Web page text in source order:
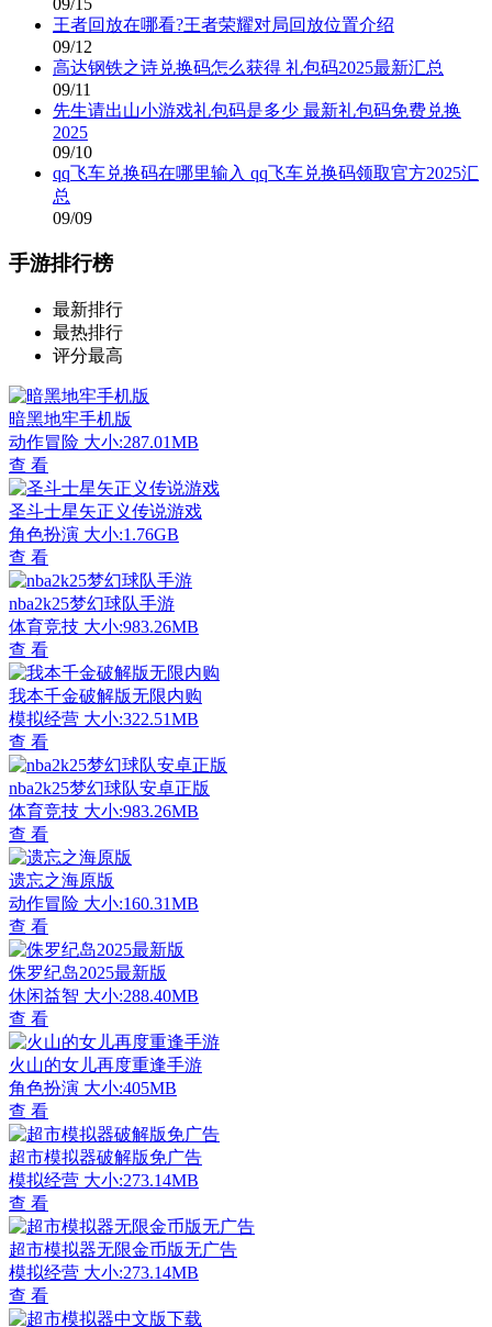
09/15
王者回放在哪看?王者荣耀对局回放位置介绍
09/12
高达钢铁之诗兑换码怎么获得 礼包码2025最新汇总
09/11
先生请出山小游戏礼包码是多少 最新礼包码免费兑换
2025
09/10
qq飞车兑换码在哪里输入 qq飞车兑换码领取官方2025汇
总
09/09
手游排行榜
最新排行
最热排行
评分最高
暗黑地牢手机版
动作冒险 大小:287.01MB
查 看
圣斗士星矢正义传说游戏
角色扮演 大小:1.76GB
查 看
nba2k25梦幻球队手游
体育竞技 大小:983.26MB
查 看
我本千金破解版无限内购
模拟经营 大小:322.51MB
查 看
nba2k25梦幻球队安卓正版
体育竞技 大小:983.26MB
查 看
遗忘之海原版
动作冒险 大小:160.31MB
查 看
侏罗纪岛2025最新版
休闲益智 大小:288.40MB
查 看
火山的女儿再度重逢手游
角色扮演 大小:405MB
查 看
超市模拟器破解版免广告
模拟经营 大小:273.14MB
查 看
超市模拟器无限金币版无广告
模拟经营 大小:273.14MB
查 看